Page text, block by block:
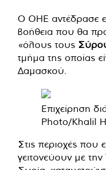
Ο ΟΗΕ αντέδρασε
βοήθεια που θα
«όλους τους
τμήμα της οποίας
Δαμασκού.
Επιχείρηση
Photo/Khalil
Στις περιοχές που
γειτονεύουν με